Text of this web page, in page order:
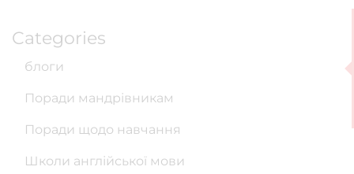
Categories
блоги
Поради мандрівникам
Поради щодо навчання
Школи англійської мови